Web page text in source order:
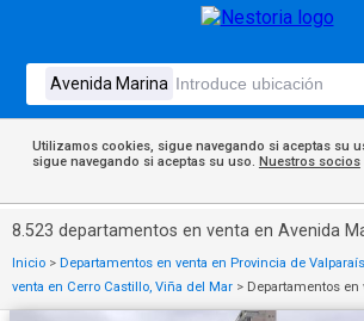
Utilizamos cookies, sigue navegando si aceptas su
sigue navegando si aceptas su uso. Nuestros socios
8.523 departamentos en venta en Avenida
Inicio > Departamentos en venta en Provincia de
venta en Cerro Castillo, Viña del Mar > Departamentos